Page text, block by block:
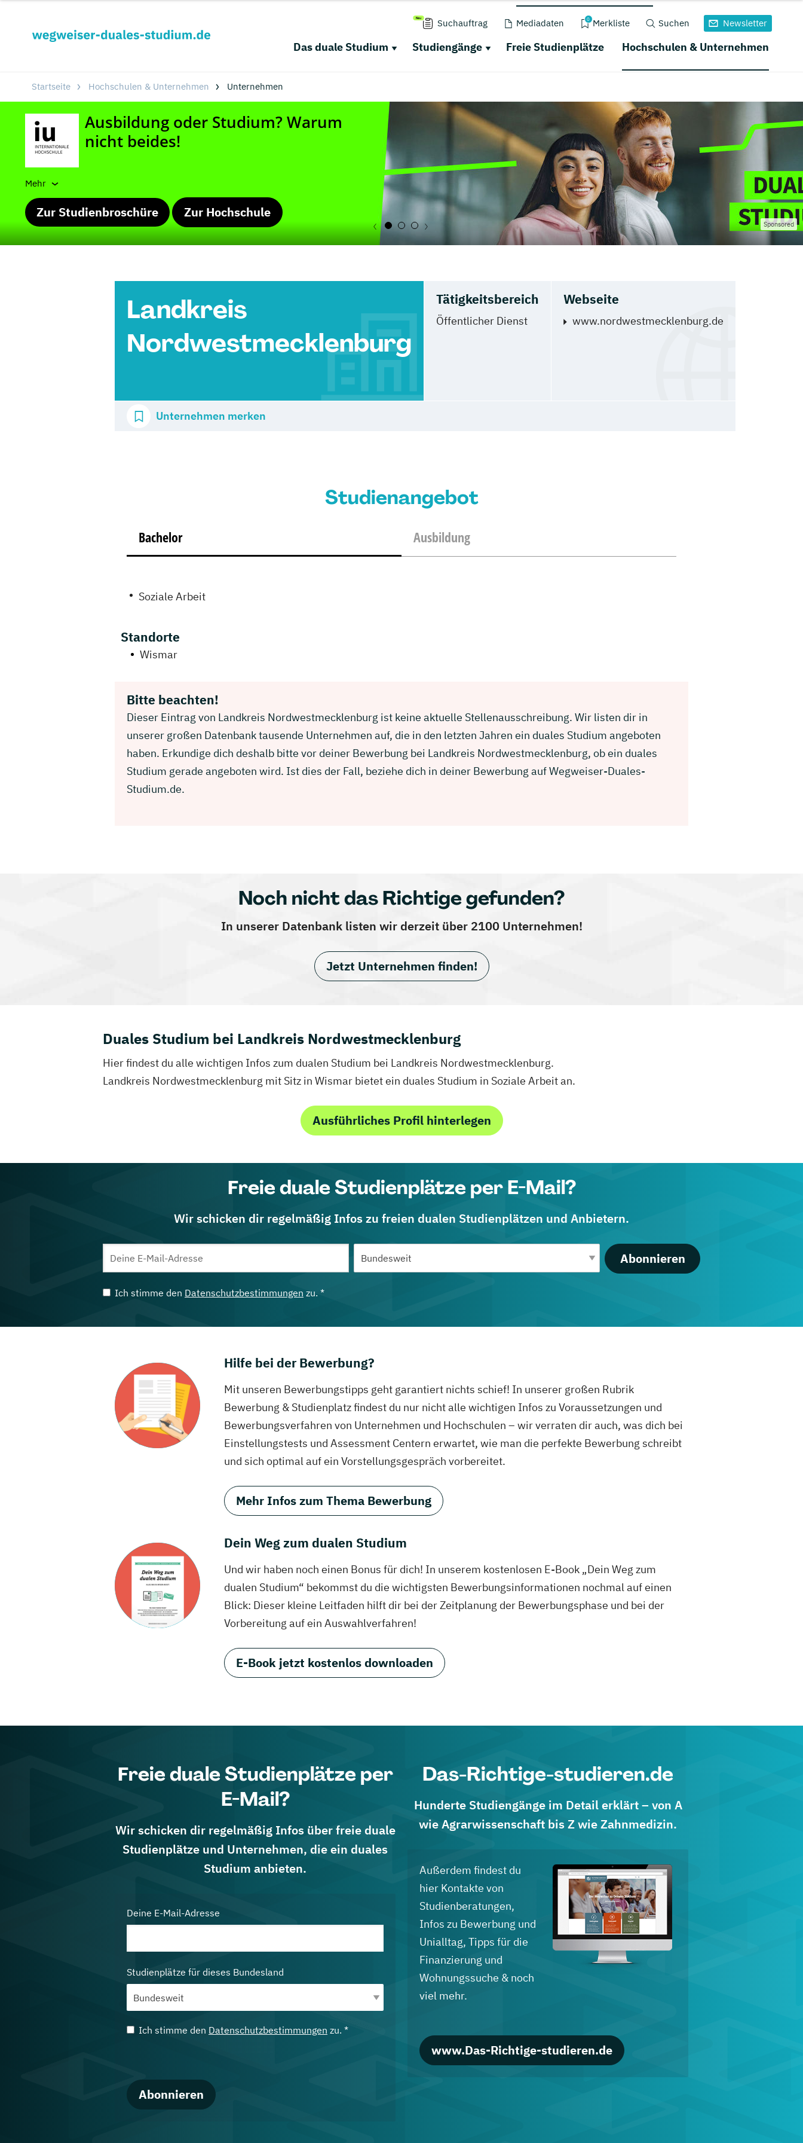
Suchauftrag Mediadaten 0 Merkliste Suchen Newsletter
Das duale Studium Studiengänge Freie Studienplätze Hochschulen & Unternehmen
Startseite Hochschulen & Unternehmen Unternehmen
Mehr
Zur Studienbroschüre Zur Hochschule
Sponsored
Landkreis
Nordwestmecklenburg
Tätigkeitsbereich
Öffentlicher Dienst
Webseite
www.nordwestmecklenburg.de
Unternehmen merken
Studienangebot
Bachelor Ausbildung
Soziale Arbeit
Standorte
Wismar
Bitte beachten!
Dieser Eintrag von Landkreis Nordwestmecklenburg ist keine aktuelle Stellenausschreibung. Wir listen dir in
unserer großen Datenbank tausende Unternehmen auf, die in den letzten Jahren ein duales Studium angeboten
haben. Erkundige dich deshalb bitte vor deiner Bewerbung bei Landkreis Nordwestmecklenburg, ob ein duales
Studium gerade angeboten wird. Ist dies der Fall, beziehe dich in deiner Bewerbung auf Wegweiser-Duales-
Studium.de.
Noch nicht das Richtige gefunden?
In unserer Datenbank listen wir derzeit über 2100 Unternehmen!
Jetzt Unternehmen finden!
Duales Studium bei Landkreis Nordwestmecklenburg
Hier findest du alle wichtigen Infos zum dualen Studium bei Landkreis Nordwestmecklenburg.
Landkreis Nordwestmecklenburg mit Sitz in Wismar bietet ein duales Studium in Soziale Arbeit an.
Ausführliches Profil hinterlegen
Freie duale Studienplätze per E-Mail?
Wir schicken dir regelmäßig Infos zu freien dualen Studienplätzen und Anbietern.
Abonnieren
Ich stimme den Datenschutzbestimmungen zu. *
Hilfe bei der Bewerbung?
Mit unseren Bewerbungstipps geht garantiert nichts schief! In unserer großen Rubrik
Bewerbung & Studienplatz findest du nur nicht alle wichtigen Infos zu Voraussetzungen und
Bewerbungsverfahren von Unternehmen und Hochschulen – wir verraten dir auch, was dich bei
Einstellungstests und Assessment Centern erwartet, wie man die perfekte Bewerbung schreibt
und sich optimal auf ein Vorstellungsgespräch vorbereitet.
Mehr Infos zum Thema Bewerbung
Dein Weg zum dualen Studium
Und wir haben noch einen Bonus für dich! In unserem kostenlosen E-Book „Dein Weg zum
dualen Studium“ bekommst du die wichtigsten Bewerbungsinformationen nochmal auf einen
Blick: Dieser kleine Leitfaden hilft dir bei der Zeitplanung der Bewerbungsphase und bei der
Vorbereitung auf ein Auswahlverfahren!
E-Book jetzt kostenlos downloaden
Freie duale Studienplätze per
E-Mail?
Wir schicken dir regelmäßig Infos über freie duale
Studienplätze und Unternehmen, die ein duales
Studium anbieten.
Deine E-Mail-Adresse
Studienplätze für dieses Bundesland
Ich stimme den Datenschutzbestimmungen zu. *
Abonnieren
Das-Richtige-studieren.de
Hunderte Studiengänge im Detail erklärt – von A
wie Agrarwissenschaft bis Z wie Zahnmedizin.
Außerdem findest du
hier Kontakte von
Studienberatungen,
Infos zu Bewerbung und
Unialltag, Tipps für die
Finanzierung und
Wohnungssuche & noch
viel mehr.
www.Das-Richtige-studieren.de